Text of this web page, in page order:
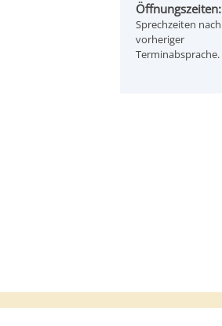
Öffnungszeiten:
Sprechzeiten nach
vorheriger
Terminabsprache.